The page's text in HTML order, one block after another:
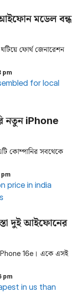
মডেল বন্ধ
ফোর্থ জেনারেশন
pm
নতুন iPhone
কোম্পানির সবথেকে
দুই আইফোনের
iPhone 16e। একে এসই
pm